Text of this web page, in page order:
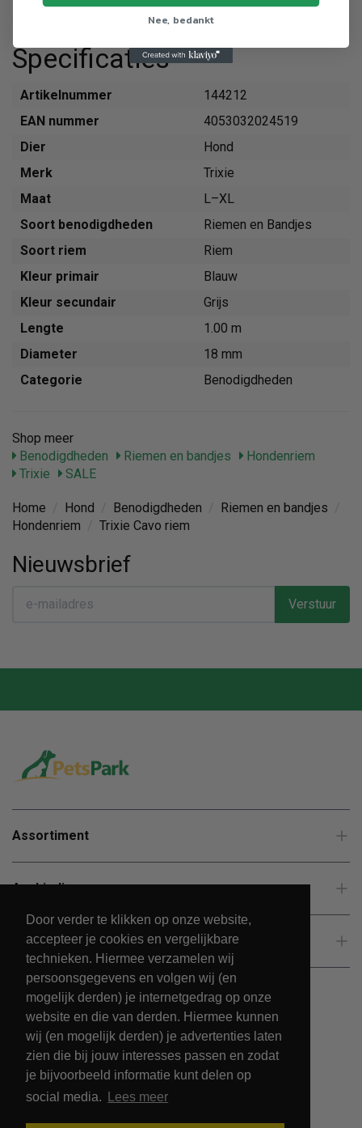
Door verder te klikken op onze website,
accepteer je cookies en vergelijkbare
technieken. Hiermee verzamelen wij
persoonsgegevens en volgen wij (en
mogelijk derden) je internetgedrag op onze
website en die van derden. Hiermee kunnen
wij (en mogelijk derden) je advertenties laten
zien die bij jouw interesses passen en zodat
je bijvoorbeeld informatie kunt delen op
social media.
Lees meer
Specificaties
Artikelnummer
144212
EAN nummer
4053032024519
Dier
Hond
Merk
Trixie
Maat
L–XL
Soort benodigdheden
Riemen en Bandjes
Soort riem
Riem
Kleur primair
Blauw
Kleur secundair
Grijs
Lengte
1.00 m
Diameter
18 mm
Categorie
Benodigdheden
Shop meer
Benodigdheden
Riemen en bandjes
Hondenriem
Trixie
SALE
Home Hond Benodigdheden Riemen en bandjes
Hondenriem
Trixie Cavo riem
Nieuwsbrief
Verstuur
Assortiment
Aanbiedingen
Klantenservice
Nee, bedankt